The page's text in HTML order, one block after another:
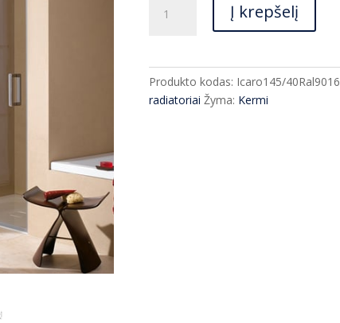
kiekis:
Rankšluosčių
KERMI
Icaro
Į krepšelį
Produkto kodas: Icaro145/40Ral9016
radiatoriai Žyma: Kermi